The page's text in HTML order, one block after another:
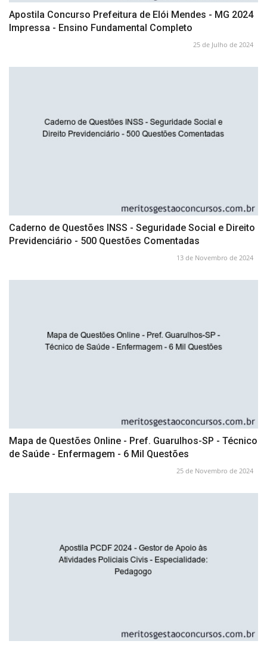
Apostila Concurso Prefeitura de Elói Mendes - MG 2024
Impressa - Ensino Fundamental Completo
25 de Julho de 2024
Caderno de Questões INSS - Seguridade Social e Direito
Previdenciário - 500 Questões Comentadas
13 de Novembro de 2024
Mapa de Questões Online - Pref. Guarulhos-SP - Técnico
de Saúde - Enfermagem - 6 Mil Questões
25 de Novembro de 2024